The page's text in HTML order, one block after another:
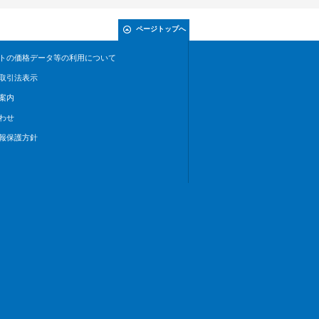
ページトップへ
の価格データ等の利用について
引法表示
内
せ
保護方針